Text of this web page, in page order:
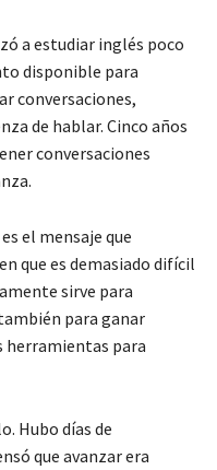
a estudiar inglés poco
disponible para
conversaciones,
de hablar. Cinco años
conversaciones
el mensaje que
que es demasiado difícil
sirve para
para ganar
herramientas para
Hubo días de
que avanzar era